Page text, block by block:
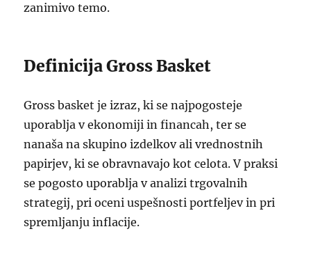
zanimivo temo.
Definicija Gross Basket
Gross basket je izraz, ki se najpogosteje
uporablja v ekonomiji in financah, ter se
nanaša na skupino izdelkov ali vrednostnih
papirjev, ki se obravnavajo kot celota. V praksi
se pogosto uporablja v analizi trgovalnih
strategij, pri oceni uspešnosti portfeljev in pri
spremljanju inflacije.